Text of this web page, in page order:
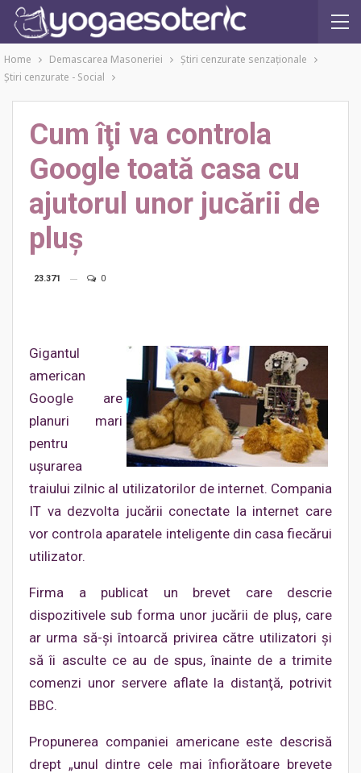
Home Demascarea Masoneriei
Ştiri cenzurate senzaţionale
Ştiri cenzurate - Social
Cum îţi va controla
Google toată casa cu
ajutorul unor jucării de
pluş
23.371 0
Gigantul
american
Google are
planuri mari
pentru
uşurarea
traiului zilnic al utilizatorilor de internet. Compania
IT va dezvolta jucării conectate la internet care
vor controla aparatele inteligente din casa fiecărui
utilizator.
Firma a publicat un brevet care descrie
dispozitivele sub forma unor jucării de pluş, care
ar urma să-şi întoarcă privirea către utilizatori şi
să îi asculte ce au de spus, înainte de a trimite
comenzi unor servere aflate la distanţă, potrivit
BBC.
Propunerea companiei americane este descrisă
drept „unul dintre cele mai înfiorătoare brevete